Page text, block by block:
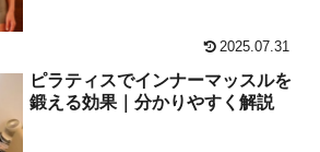
2025.07.31
ピラティスでインナーマッスルを
鍛える効果｜分かりやすく解説